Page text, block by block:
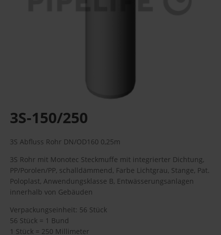
3S-150/250
3S Abfluss Rohr DN/OD160 0,25m
3S Rohr mit Monotec Steckmuffe mit integrierter Dichtung,
PP/Porolen/PP, schalldämmend, Farbe Lichtgrau, Stange, Pat.
Poloplast, Anwendungsklasse B, Entwässerungsanlagen
innerhalb von Gebäuden
Verpackungseinheit: 56 Stück
56 Stück = 1 Bund
1 Stück = 250 Millimeter